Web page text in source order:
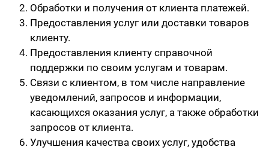
Обработки и получения от клиента платежей.
Предоставления услуг или доставки товаров
клиенту.
Предоставления клиенту справочной
поддержки по своим услугам и товарам.
Связи с клиентом, в том числе направление
уведомлений, запросов и информации,
касающихся оказания услуг, а также обработки
запросов от клиента.
Улучшения качества своих услуг, удобства